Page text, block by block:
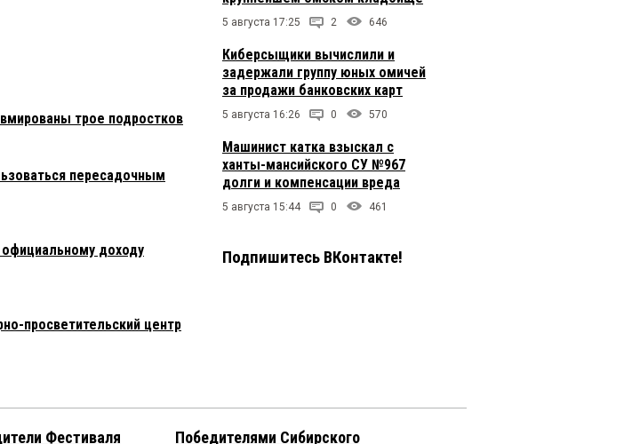
трое подростков
пересадочным
доходу
просветительский центр
5 августа 17:25 2 646
Киберсыщики вычислили и
задержали группу юных омичей
за продажи банковских карт
5 августа 16:26 0 570
Машинист катка взыскал с
ханты-мансийского СУ №967
долги и компенсации вреда
5 августа 15:44 0 461
Подпишитесь ВКонтакте!
Фестиваля
Победителями Сибирского